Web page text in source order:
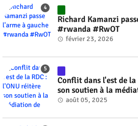
Richard Kamanzi
#rwanda #RwOT
février 23, 2026
Conflit dans l'est de
son soutien à la
Gnassingbé #rwanda
août 05, 2025